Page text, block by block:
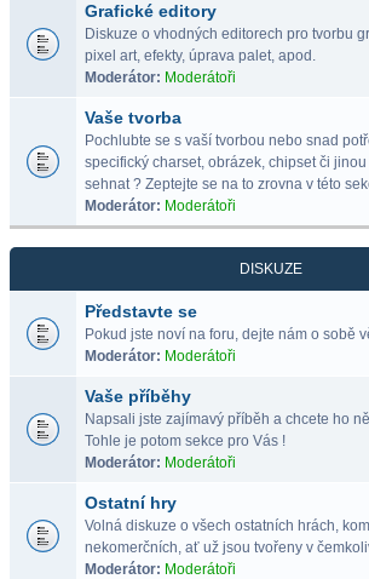
Grafické editory
Diskuze o vhodných editorech pro tvorbu
pixel art, efekty, úprava palet, apod.
Moderátor: Moderátoři
Vaše tvorba
Pochlubte se s vaší tvorbou nebo snad
specifický charset, obrázek, chipset či
sehnat ? Zeptejte se na to zrovna v této
Moderátor: Moderátoři
DISKUZE
Představte se
Pokud jste noví na foru, dejte nám o sobě
Moderátor: Moderátoři
Vaše příběhy
Napsali jste zajímavý příběh a chcete ho
Tohle je potom sekce pro Vás !
Moderátor: Moderátoři
Ostatní hry
Volná diskuze o všech ostatních hrách,
nekomerčních, ať už jsou tvořeny v
Moderátor: Moderátoři